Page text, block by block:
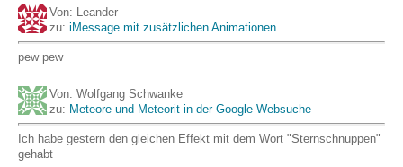
Von: Leander
zu: iMessage mit zusätzlichen Animationen
pew pew
Von: Wolfgang Schwanke
zu: Meteore und Meteorit in der Google Websuche
Ich habe gestern den gleichen Effekt mit dem Wort "Sternschnuppen"
gehabt